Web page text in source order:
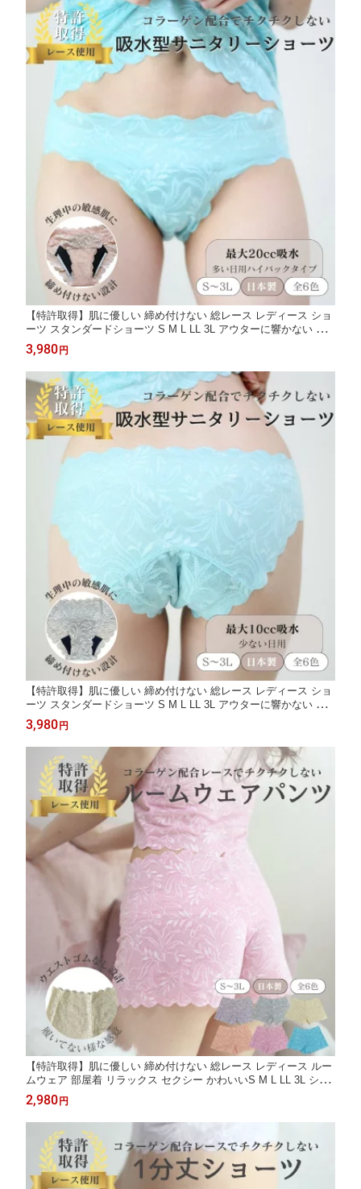
【特許取得】肌に優しい 締め付けない 総レース レディース ショ
ーツ スタンダードショーツ S M L LL 3L アウターに響かない シ
ョーツ 吸水サニタリーショーツ ハイバック 吸水ショーツ サニタ
リー 生理用ショーツ かわいい
3,980円
【特許取得】肌に優しい 締め付けない 総レース レディース ショ
ーツ スタンダードショーツ S M L LL 3L アウターに響かない 吸
水サニタリーショーツ サニタリーショーツ サニタリー ナイトウ
ェア
3,980円
【特許取得】肌に優しい 締め付けない 総レース レディース ルー
ムウェア 部屋着 リラックス セクシー かわいいS M L LL 3L ショ
ートパンツ 見せパン ナイトウェア
2,980円